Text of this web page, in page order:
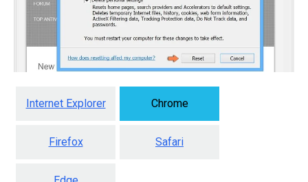
Internet Explorer Chrome
Firefox Safari